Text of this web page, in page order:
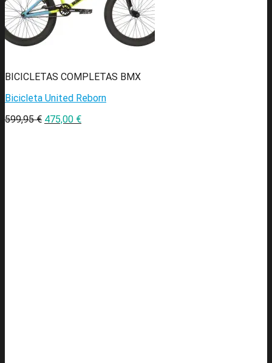
BICICLETAS COMPLETAS BMX
Bicicleta United Reborn
599,95€ 475,00 €